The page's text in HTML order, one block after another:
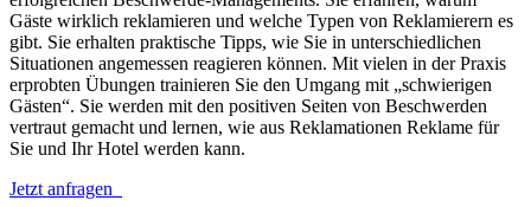
Gäste wirklich reklamieren und welche Typen von Reklamierern es
gibt. Sie erhalten praktische Tipps, wie Sie in unterschiedlichen
Situationen angemessen reagieren können. Mit vielen in der Praxis
erprobten Übungen trainieren Sie den Umgang mit „schwierigen
Gästen“. Sie werden mit den positiven Seiten von Beschwerden
vertraut gemacht und lernen, wie aus Reklamationen Reklame für
Sie und Ihr Hotel werden kann.
Jetzt anfragen